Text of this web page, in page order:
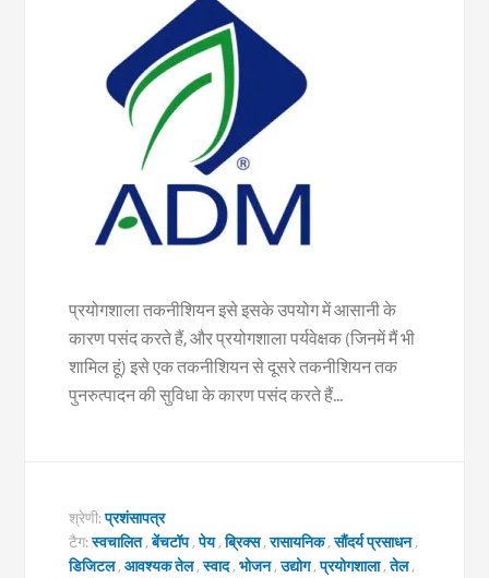
प्रयोगशाला तकनीशियन इसे इसके उपयोग में आसानी के
कारण पसंद करते हैं, और प्रयोगशाला पर्यवेक्षक (जिनमें मैं भी
शामिल हूं) इसे एक तकनीशियन से दूसरे तकनीशियन तक
पुनरुत्पादन की सुविधा के कारण पसंद करते हैं...
श्रेणी:प्रशंसापत्र
टैग:स्वचालित,बेंचटॉप,पेय,ब्रिक्स,रासायनिक,सौंदर्य प्रसाधन,
डिजिटल,आवश्यक तेल,स्वाद,भोजन,उद्योग,प्रयोगशाला,तेल,